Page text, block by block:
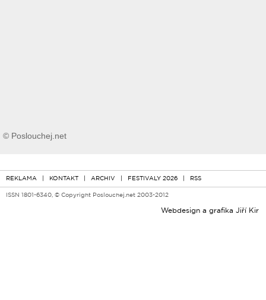
© Poslouchej.net
REKLAMA | KONTAKT | ARCHIV | FESTIVALY 2026 | RSS
ISSN 1801-6340, © Copyright Poslouchej.net 2003-2012
Webdesign a grafika Jiří Kir